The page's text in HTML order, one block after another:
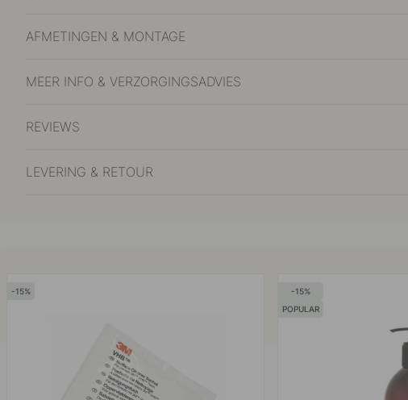
AFMETINGEN & MONTAGE
MEER INFO & VERZORGINGSADVIES
REVIEWS
LEVERING & RETOUR
15
15
POPULAR